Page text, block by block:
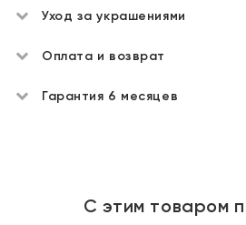
Уход за украшениями
Оплата и возврат
Гарантия 6 месяцев
С этим товаром